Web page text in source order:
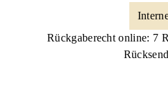
Rückgaberecht online: 7